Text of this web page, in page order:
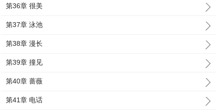
第36章 很美
第37章 泳池
第38章 漫长
第39章 撞见
第40章 蔷薇
第41章 电话